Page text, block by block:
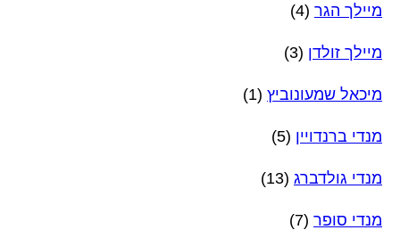
מיילך הגר (4)
מיילך זולדן (3)
מיכאל שמעונוביץ (1)
מנדי ברנדויין (5)
מנדי גולדברג (13)
מנדי סופר (7)